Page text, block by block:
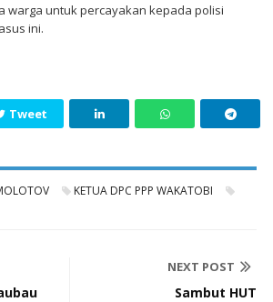
warga untuk percayakan kepada polisi
ini.
Tweet
KETUA DPC PPP WAKATOBI
NEXT POST
Sambut HUT